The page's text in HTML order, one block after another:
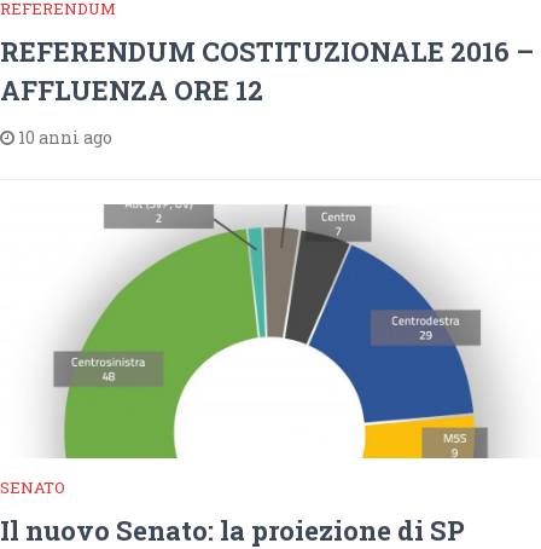
REFERENDUM
REFERENDUM COSTITUZIONALE 2016 –
AFFLUENZA ORE 12
10 anni ago
SENATO
Il nuovo Senato: la proiezione di SP